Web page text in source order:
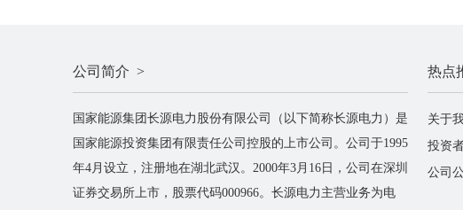
公司简介 >
国家能源集团长源电力股份有限公司（以下简称长源电力）是
国家能源投资集团有限责任公司控股的上市公司。公司于1995
年4月设立，注册地在湖北武汉。2000年3月16日，公司在深圳
证券交易所上市，股票代码000966。长源电力主营业务为电
热点
关于
投资
公司